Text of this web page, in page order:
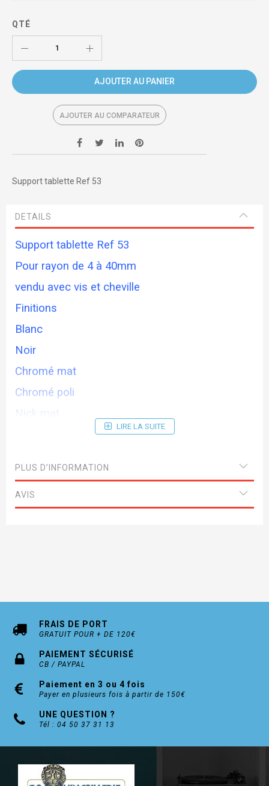
QTÉ
AJOUTER AU PANIER
AJOUTER AU COMPARATEUR
Support tablette Ref 53
DETAILS
Support tablette Ref 53
Pour rayon de 4 à 40mm
vendu avec vis et cheville
Finitions
Blanc
Noir
Chromé mat
Chromé poli
Nick mat
LIRE LA SUITE
PLUS D’INFORMATION
AVIS
FRAIS DE PORT
GRATUIT POUR + DE 120€
PAIEMENT SÉCURISÉ
CB / PAYPAL
Paiement en 3 ou 4 fois
Payer en plusieurs fois à partir de 150€
UNE QUESTION ?
Tél : 04 50 37 31 13